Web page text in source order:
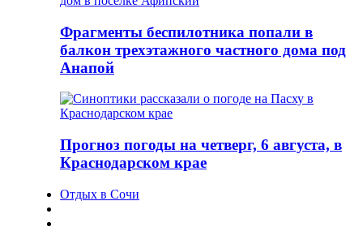
Фрагменты беспилотника попали в
балкон трехэтажного частного дома под
Анапой
Прогноз погоды на четверг, 6 августа, в
Краснодарском крае
Отдых в Сочи